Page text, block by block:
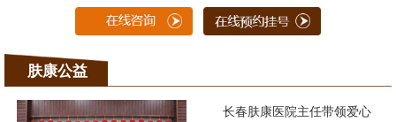
肤康公益
长春肤康医院主任带领爱心